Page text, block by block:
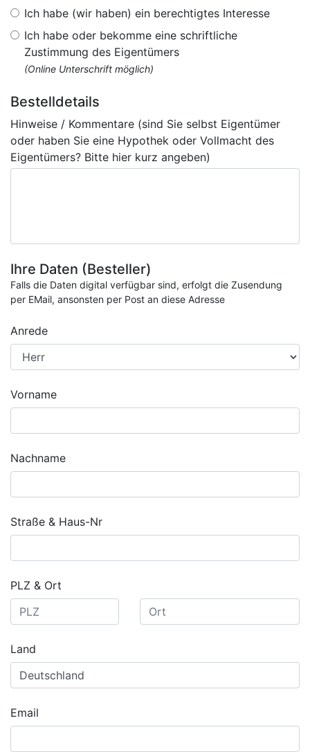
Ich habe (wir haben) ein berechtigtes Interesse
Ich habe oder bekomme eine schriftliche
Zustimmung des Eigentümers
(Online Unterschrift möglich)
Bestelldetails
Hinweise / Kommentare (sind Sie selbst Eigentümer
oder haben Sie eine Hypothek oder Vollmacht des
Eigentümers? Bitte hier kurz angeben)
Ihre Daten (Besteller)
Falls die Daten digital verfügbar sind, erfolgt die Zusendung
per EMail, ansonsten per Post an diese Adresse
Anrede
Vorname
Nachname
Straße & Haus-Nr
PLZ & Ort
Land
Email